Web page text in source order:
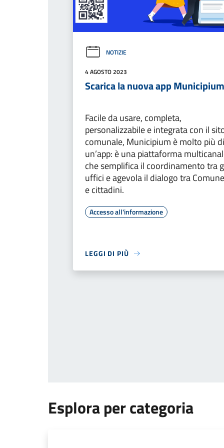
NOTIZIE
4 AGOSTO 2023
Scarica la nuova app Municipium
Facile da usare, completa,
personalizzabile e integrata con il
comunale, Municipium è molto più di
un’app: è una piattaforma
che semplifica il coordinamento tra
uffici e agevola il dialogo tra Comune
e cittadini.
Accesso all'informazione
LEGGI DI PIÙ
Esplora per categoria